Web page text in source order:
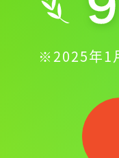
※2025年1